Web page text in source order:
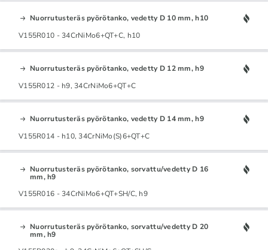
Nuorrutusteräs pyörötanko, vedetty D 10 mm, h10
V155R010 - 34CrNiMo6+QT+C, h10
Nuorrutusteräs pyörötanko, vedetty D 12 mm, h9
V155R012 - h9, 34CrNiMo6+QT+C
Nuorrutusteräs pyörötanko, vedetty D 14 mm, h9
V155R014 - h10, 34CrNiMo(S)6+QT+C
Nuorrutusteräs pyörötanko, sorvattu/vedetty D 16
mm, h9
V155R016 - 34CrNiMo6+QT+SH/C, h9
Nuorrutusteräs pyörötanko, sorvattu/vedetty D 20
mm, h9